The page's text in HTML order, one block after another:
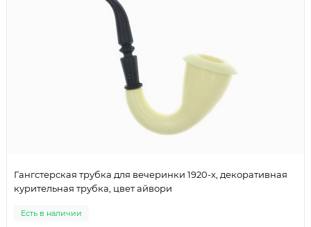
Гангстерская трубка для вечеринки 1920-х, декоративная
курительная трубка, цвет айвори
Есть в наличии